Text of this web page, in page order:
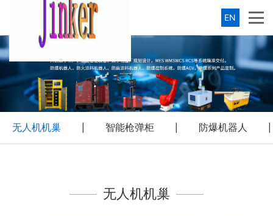
EN
无人机机巢 智能枪弹柜 防爆机器人
无人机机巢